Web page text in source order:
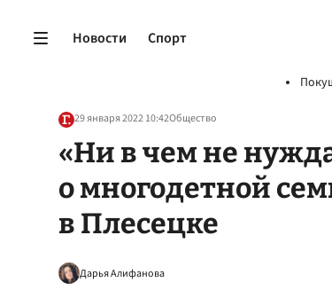
Новости Спорт
29 января 2022 10:42Общество
«Ни в чем не
о многодетной
в Плесецке
Дарья Алифанова